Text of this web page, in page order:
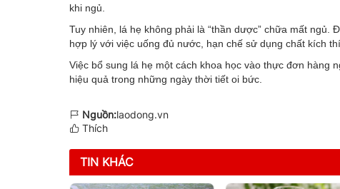
khi ngủ.
Tuy nhiên, lá hẹ không phải là “thần dược” chữa mất
hợp lý với việc uống đủ nước, hạn chế sử dụng chất kích
Việc bổ sung lá hẹ một cách khoa học vào thực đơn hàng
hiệu quả trong những ngày thời tiết oi bức.
Nguồn:laodong.vn
Thích
TIN KHÁC